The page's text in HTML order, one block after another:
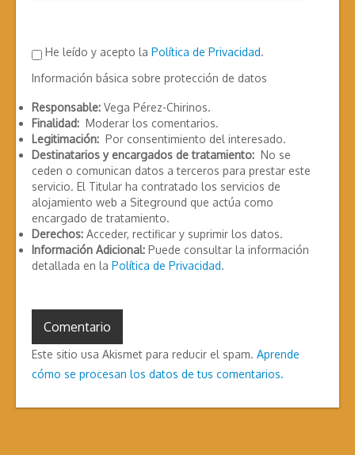
He leído y acepto la Política de Privacidad.
Información básica sobre protección de datos
Responsable: Vega Pérez-Chirinos.
Finalidad: Moderar los comentarios.
Legitimación: Por consentimiento del interesado.
Destinatarios y encargados de tratamiento: No se
ceden o comunican datos a terceros para prestar este
servicio. El Titular ha contratado los servicios de
alojamiento web a Siteground que actúa como
encargado de tratamiento.
Derechos: Acceder, rectificar y suprimir los datos.
Información Adicional: Puede consultar la información
detallada en la Política de Privacidad.
Este sitio usa Akismet para reducir el spam. Aprende
cómo se procesan los datos de tus comentarios.